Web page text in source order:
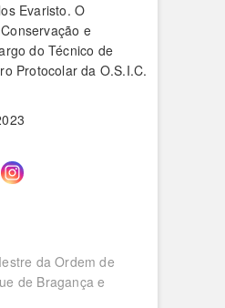
Evaristo. O
e
do Técnico de
Protocolar da O.S.I.C.
da Ordem de
de Bragança e